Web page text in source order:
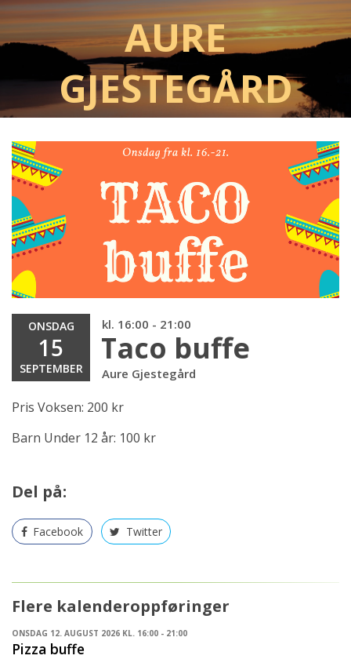
Aure
Gjestegård
ONSDAG
15
SEPTEMBER
kl. 16:00 - 21:00
Taco buffe
Aure Gjestegård
Pris Voksen: 200 kr
Barn Under 12 år: 100 kr
Del på:
Facebook Twitter
Flere kalenderoppføringer
ONSDAG 12. AUGUST 2026 KL. 16:00 - 21:00
Pizza buffe